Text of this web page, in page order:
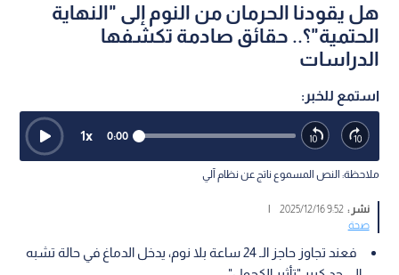
هل يقودنا الحرمان من النوم إلى "النهاية
الحتمية"؟.. حقائق صادمة تكشفها
الدراسات
استمع للخبر:
0:00
1x
ملاحظة: النص المسموع ناتج عن نظام آلي
نشر :9:52 2025/12/16
|
صحة
فعند تجاوز حاجز الـ 24 ساعة بلا نوم، يدخل الدماغ في حالة تشبه